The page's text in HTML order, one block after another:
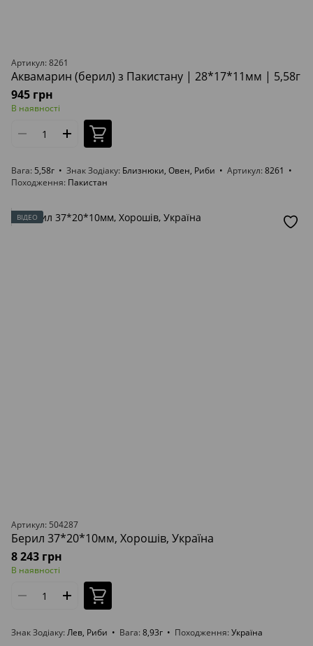
Артикул: 8261
Аквамарин (берил) з Пакистану | 28*17*11мм | 5,58г
945 грн
В наявності
Вага 5,58г Знак Зодіаку Близнюки, Овен, Риби Артикул 8261
Походження Пакистан
ВІДЕО
Артикул: 504287
Берил 37*20*10мм, Хорошів, Україна
8 243 грн
В наявності
Знак Зодіаку Лев, Риби Вага 8,93г Походження Україна